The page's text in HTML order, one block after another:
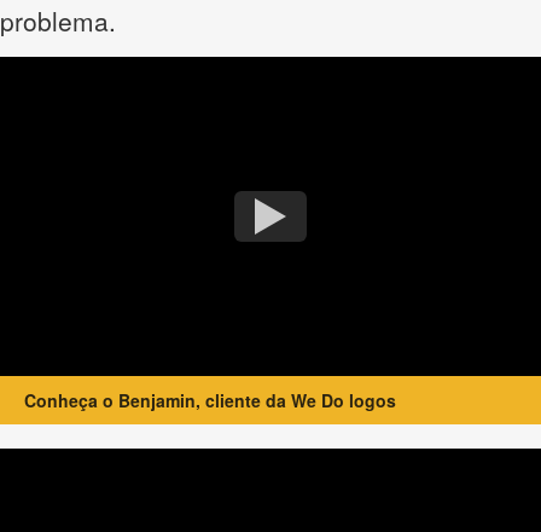
problema.
Conheça o Benjamin, cliente da We Do logos